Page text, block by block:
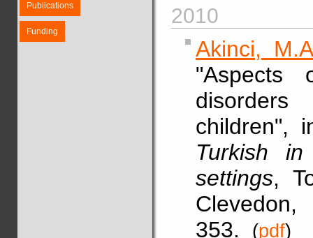
Publications
Funding
2010
Akinci,
"Aspects
children",
Turkish in
settings,
353.
(pdf)